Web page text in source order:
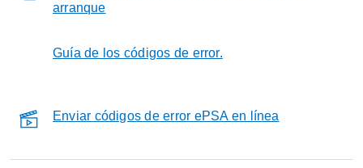
arranque
Guía de los códigos de error.
Enviar códigos de error ePSA en línea